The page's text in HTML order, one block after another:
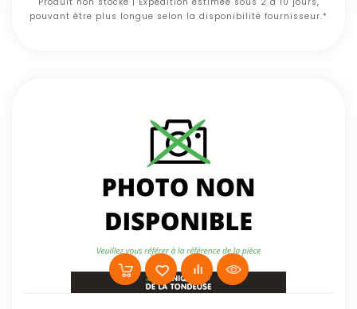
pouvant être plus longue selon la disponibilité fournisseur.*